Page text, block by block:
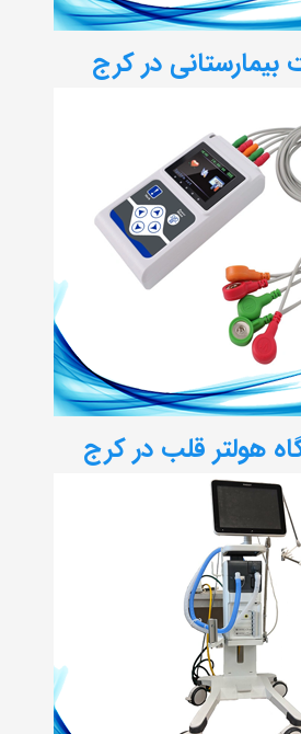
بیمارستانی در کرج
هولتر قلب در کرج